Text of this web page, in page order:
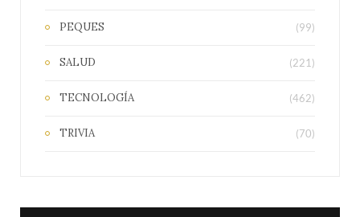
PEQUES (99)
SALUD (221)
TECNOLOGÍA (462)
TRIVIA (70)